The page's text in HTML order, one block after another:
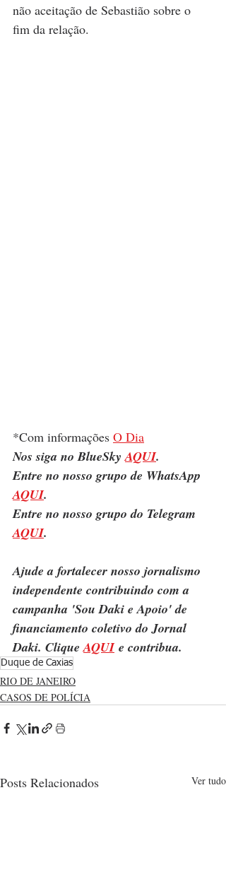
não aceitação de Sebastião sobre o
fim da relação.
*Com informações O Dia
Nos siga no BlueSky AQUI.
Entre no nosso grupo de WhatsApp
AQUI.
Entre no nosso grupo do Telegram
AQUI.
Ajude a fortalecer nosso jornalismo
independente contribuindo com a
campanha 'Sou Daki e Apoio' de
financiamento coletivo do Jornal
Daki. Clique AQUI e contribua.
Duque de Caxias
RIO DE JANEIRO
CASOS DE POLÍCIA
Posts Relacionados Ver tudo